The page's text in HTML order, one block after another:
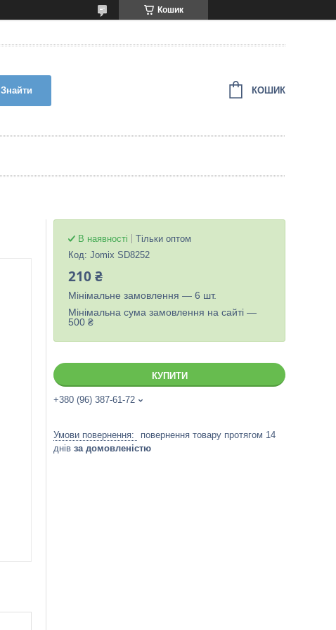
Кошик
Знайти КОШИК
В наявності
Тільки оптом
Код: Jomix SD8252
210 ₴
Мінімальне замовлення — 6 шт.
Мінімальна сума замовлення на сайті —
500 ₴
КУПИТИ
+380 (96) 387-61-72
повернення товару протягом 14
днів за домовленістю